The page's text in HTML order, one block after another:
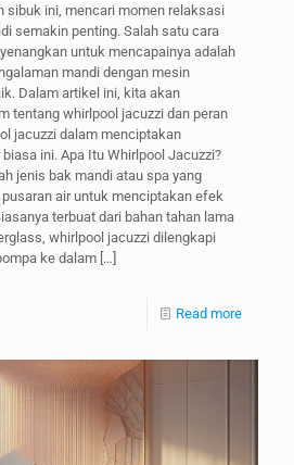
sibuk ini, mencari momen relaksasi
semakin penting. Salah satu cara
untuk mencapainya adalah
mandi dengan mesin
Dalam artikel ini, kita akan
tentang whirlpool jacuzzi dan peran
jacuzzi dalam menciptakan
ini. Apa Itu Whirlpool Jacuzzi?
jenis bak mandi atau spa yang
air untuk menciptakan efek
terbuat dari bahan tahan lama
whirlpool jacuzzi dilengkapi
ke dalam […]
Read more